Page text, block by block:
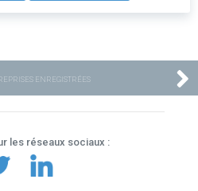
ENREGISTRÉES
les réseaux sociaux :